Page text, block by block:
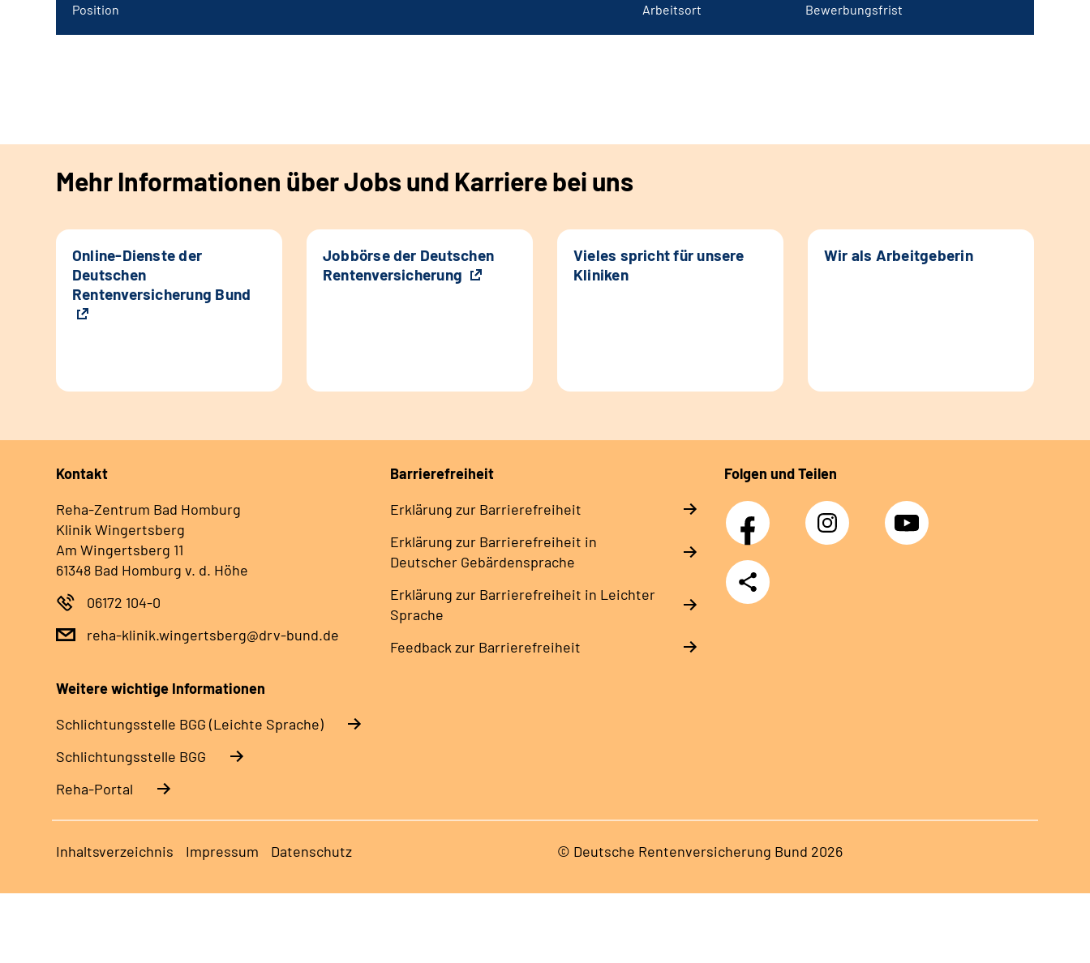
Position Arbeitsort Bewerbungsfrist
Mehr Informationen über Jobs und Karriere bei uns
Online-Dienste der
Deutschen
Rentenversicherung Bund
Jobbörse der Deutschen
Rentenversicherung
Vieles spricht für unsere
Kliniken
Wir als Arbeitgeberin
Kontakt
Reha-Zentrum Bad Homburg
Klinik Wingertsberg
Am Wingertsberg 11
61348 Bad Homburg v. d. Höhe
06172 104-0
reha-klinik.wingertsberg@drv-bund.de
Barrierefreiheit
Erklärung zur Barrierefreiheit
Erklärung zur Barrierefreiheit in
Deutscher Gebärdensprache
Erklärung zur Barrierefreiheit in Leichter
Sprache
Feedback zur Barrierefreiheit
Folgen und Teilen
Facebook Instagram YouTube
Teilen
Weitere wichtige Informationen
Schlich­tungs­stel­le BGG (Leichte Sprache)
Schlich­tungs­stel­le BGG
Reha-Portal
Inhaltsverzeichnis Impressum Datenschutz © Deutsche Rentenversicherung Bund 2026